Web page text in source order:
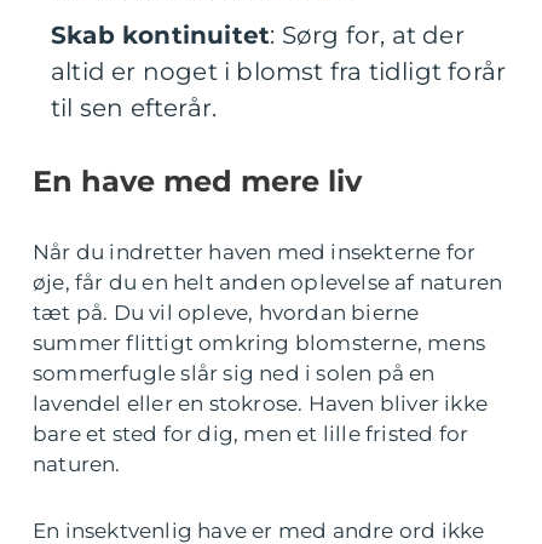
Skab kontinuitet: Sørg for, at der
altid er noget i blomst fra tidligt forår
til sen efterår.
En have med mere liv
Når du indretter haven med insekterne for
øje, får du en helt anden oplevelse af naturen
tæt på. Du vil opleve, hvordan bierne
summer flittigt omkring blomsterne, mens
sommerfugle slår sig ned i solen på en
lavendel eller en stokrose. Haven bliver ikke
bare et sted for dig, men et lille fristed for
naturen.
En insektvenlig have er med andre ord ikke